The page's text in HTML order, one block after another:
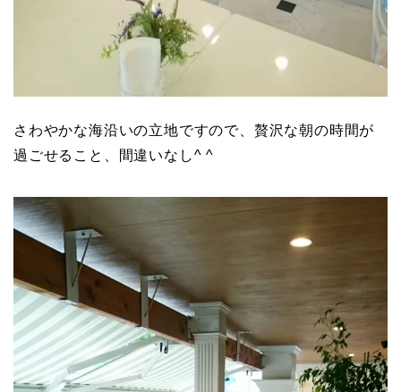
さわやかな海沿いの立地ですので、贅沢な朝の時間が
過ごせること、間違いなし^ ^